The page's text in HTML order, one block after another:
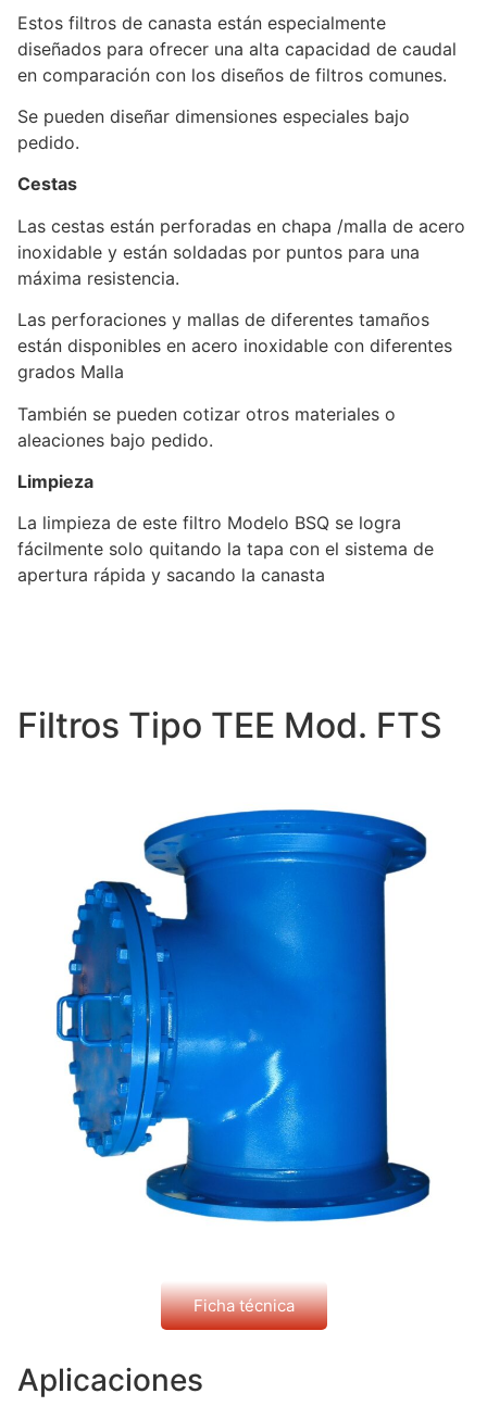
Estos filtros de canasta están especialmente
diseñados para ofrecer una alta capacidad de caudal
en comparación con los diseños de filtros comunes.
Se pueden diseñar dimensiones especiales bajo
pedido.
Cestas
Las cestas están perforadas en chapa /malla de acero
inoxidable y están soldadas por puntos para una
máxima resistencia.
Las perforaciones y mallas de diferentes tamaños
están disponibles en acero inoxidable con diferentes
grados Malla
También se pueden cotizar otros materiales o
aleaciones bajo pedido.
Limpieza
La limpieza de este filtro Modelo BSQ se logra
fácilmente solo quitando la tapa con el sistema de
apertura rápida y sacando la canasta
Filtros Tipo TEE Mod. FTS
Ficha técnica
Aplicaciones